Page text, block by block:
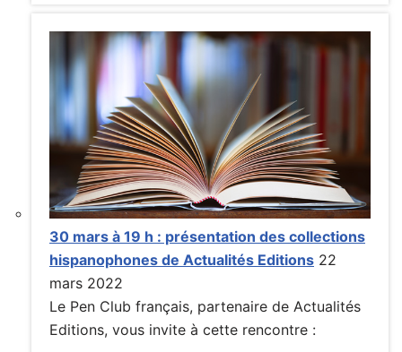
30 mars à 19 h : présentation des collections
hispanophones de Actualités Editions 22
mars 2022
Le Pen Club français, partenaire de Actualités
Editions, vous invite à cette rencontre :